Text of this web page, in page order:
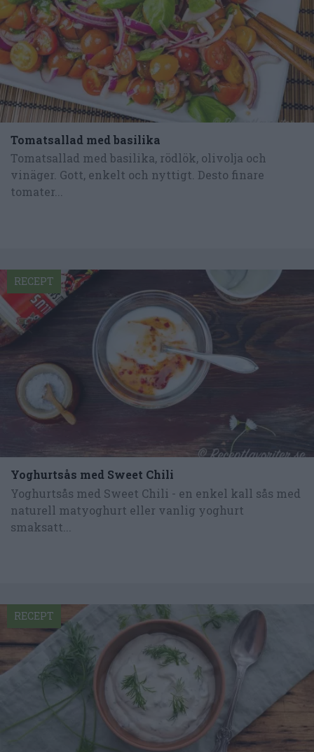
Tomatsallad med basilika
Tomatsallad med basilika, rödlök, olivolja och
vinäger. Gott, enkelt och nyttigt. Desto finare
tomater...
Yoghurtsås med Sweet Chili
Yoghurtsås med Sweet Chili - en enkel kall sås med
naturell matyoghurt eller vanlig yoghurt
smaksatt...
RECEPT
RECEPT